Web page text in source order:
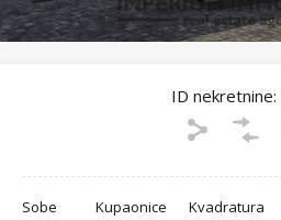
ID nekretnine:
Sobe Kupaonice Kvadratura